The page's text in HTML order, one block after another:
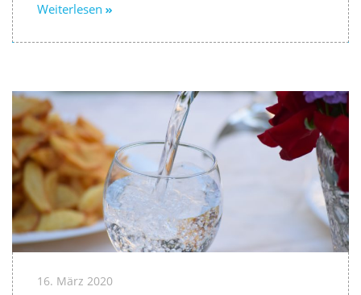
Weiterlesen
16. März 2020